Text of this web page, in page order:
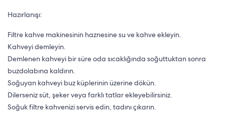
Hazırlanışı:
Filtre kahve makinesinin haznesine su ve kahve ekleyin.
Kahveyi demleyin.
Demlenen kahveyi bir süre oda sıcaklığında soğuttuktan sonra
buzdolabına kaldırın.
Soğuyan kahveyi buz küplerinin üzerine dökün.
Dilerseniz süt, şeker veya farklı tatlar ekleyebilirsiniz.
Soğuk filtre kahvenizi servis edin, tadını çıkarın.